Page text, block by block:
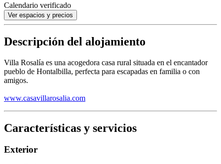
Calendario verificado
Ver espacios y precios
Descripción del alojamiento
Villa Rosalía es una acogedora casa rural situada en el encantador
pueblo de Hontalbilla, perfecta para escapadas en familia o con
amigos.
www.casavillarosalia.com
Características y servicios
Exterior